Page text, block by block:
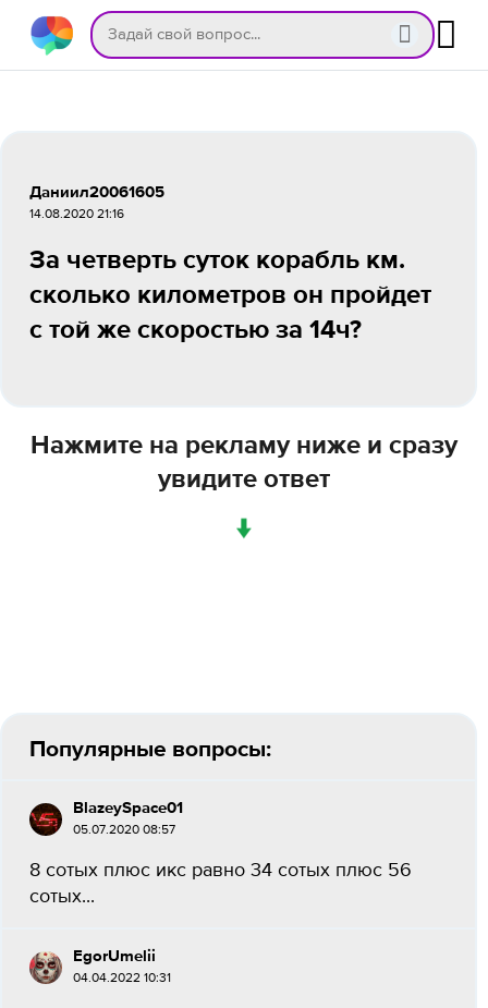
Даниил20061605
14.08.2020 21:16
За четверть суток корабль км.
сколько километров он пройдет
с той же скоростью за 14ч?
Нажмите на рекламу ниже и сразу
увидите ответ
↓
Популярные вопросы:
BlazeySpace01
05.07.2020 08:57
8 сотых плюс икс равно 34 сотых плюс 56
сотых​...
EgorUmelii
04.04.2022 10:31